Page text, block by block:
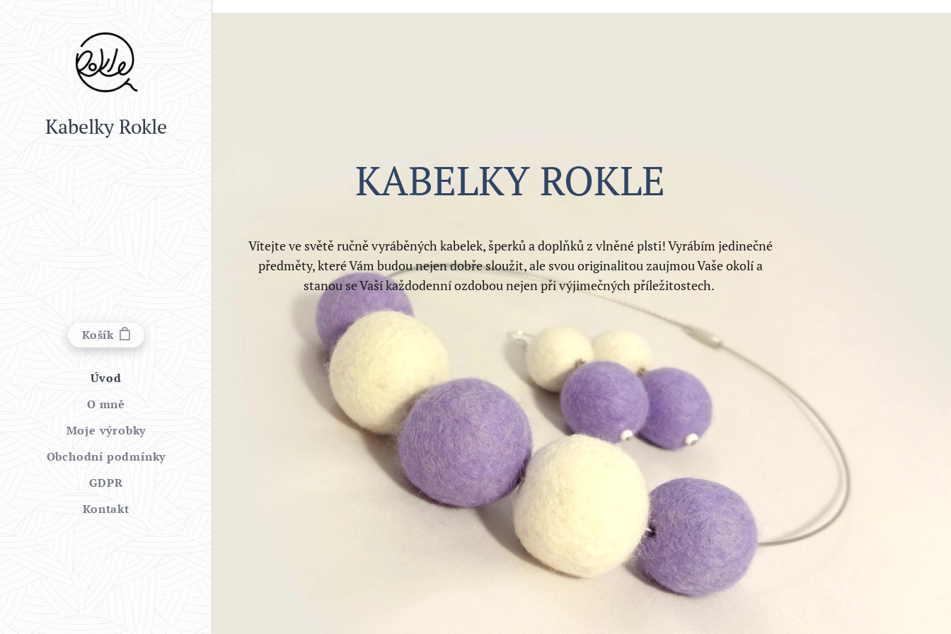
Kabelky Rokle
Košík
Úvod
O mně
Moje výrobky
Obchodní podmínky
GDPR
Kontakt
KABELKY ROKLE
Vítejte ve světě ručně vyráběných kabelek, šperků a doplňků z vlněné plsti! Vyrábím jedinečné
předměty, které Vám budou nejen dobře sloužit, ale svou originalitou zaujmou Vaše okolí a
stanou se Vaší každodenní ozdobou nejen při výjimečných příležitostech.